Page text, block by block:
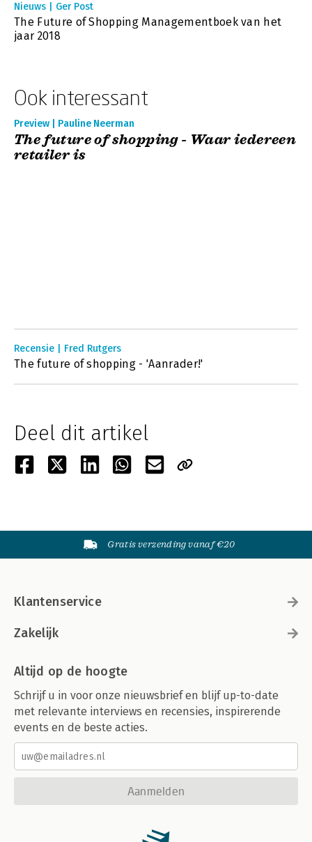
Nieuws | Ger Post
The Future of Shopping Managementboek van het
jaar 2018
Ook interessant
Preview | Pauline Neerman
The future of shopping - Waar iedereen
retailer is
Recensie | Fred Rutgers
The future of shopping - 'Aanrader!'
Deel dit artikel
Gratis verzending vanaf €20
Klantenservice
Zakelijk
Altijd op de hoogte
Schrijf u in voor onze nieuwsbrief en blijf up-to-date
met relevante interviews en recensies, inspirerende
events en de beste acties.
Aanmelden